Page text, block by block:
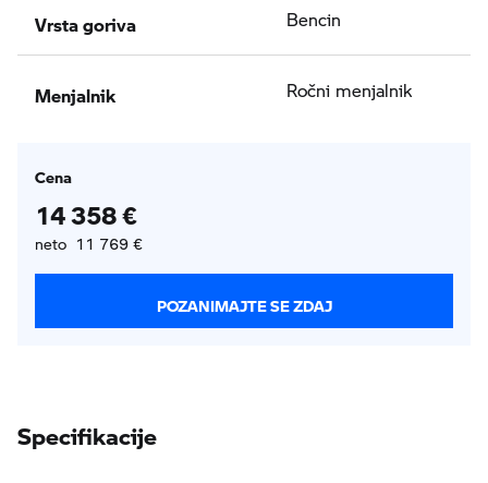
Vrsta goriva Bencin
Menjalnik Ročni menjalnik
Cena
14 358 €
neto 11 769 €
POZANIMAJTE SE ZDAJ
Specifikacije